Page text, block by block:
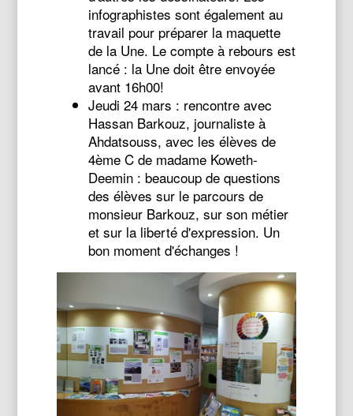
infographistes sont également au
travail pour préparer la maquette
de la Une. Le compte à rebours est
lancé : la Une doit être envoyée
avant 16h00!
Jeudi 24 mars : rencontre avec
Hassan Barkouz, journaliste à
Ahdatsouss, avec les élèves de
4ème C de madame Koweth-
Deemin : beaucoup de questions
des élèves sur le parcours de
monsieur Barkouz, sur son métier
et sur la liberté d'expression. Un
bon moment d'échanges !